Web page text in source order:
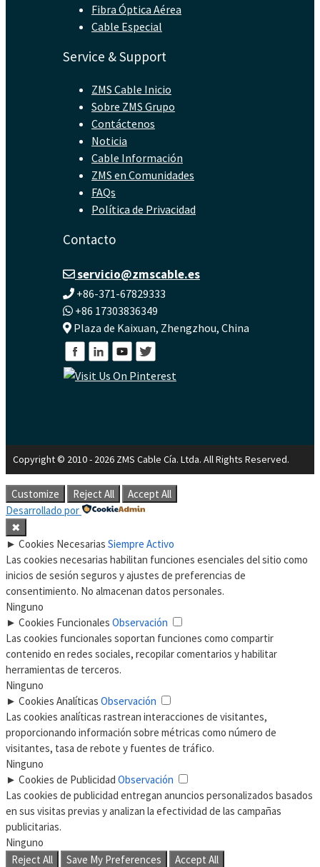
Fibra Óptica Aérea
Cable Especial
Service & Support
ZMS Cable Inicio
Sobre ZMS Grupo
Contáctenos
Noticia
Cable Información
ZMS en Comunidades
FAQs
Política de Privacidad
Contacto
servicio@zmscable.es
+86-371-67829333
+86 17303836349
Plaza de Kaixuan, Zhengzhou, China
Copyright © 2010 - 2026 ZMS Cable Cía. Ltda. All Rights Reserved.
Customize Reject All
Accept All
Desarrollado por
✖
► Cookies Necesarias Siempre Activo
Las cookies necesarias habilitan funciones esenciales del sitio como
inicios de sesión seguros y ajustes de preferencias de
consentimiento. No almacenan datos personales.
Ninguno
► Cookies Funcionales Observación
Las cookies funcionales soportan funciones como compartir
contenido en redes sociales, recopilar comentarios y habilitar
herramientas de terceros.
Ninguno
► Cookies Analíticas Observación
Las cookies analíticas rastrean interacciones de visitantes,
proporcionando información sobre métricas como número de
visitantes, tasa de rebote y fuentes de tráfico.
Ninguno
► Cookies de Publicidad Observación
Las cookies de publicidad entregan anuncios personalizados basados
en sus visitas previas y analizan la efectividad de las campañas
publicitarias.
Ninguno
Reject All
Save My Preferences Accept All